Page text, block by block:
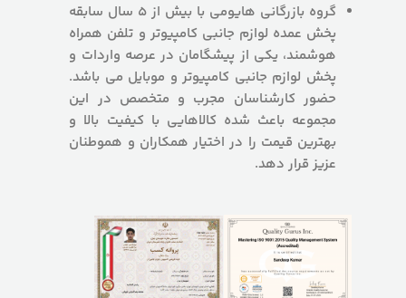
گروه بازرگانی هایومی با بیش از 5 سال سابقه
پخش عمده لوازم جانبی کامپیوتر و تلفن همراه
هوشمند، یکی از پیشگامان در عرصه واردات و
پخش لوازم جانبی کامپیوتر و موبایل می باشد.
حضور کارشناسان مجرب و متخصص در این
مجموعه باعث شده کالاهایی با کیفیت بالا و
بهترین قیمت را در اختیار همکاران و هموطنان
عزیز قرار دهد.